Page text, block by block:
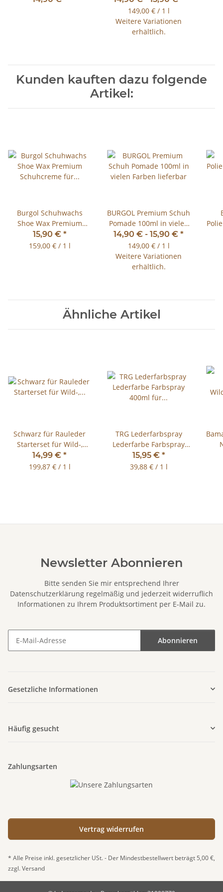
149,00 € / 1 l
Weitere Variationen
erhältlich.
Kunden kauften dazu folgende
Artikel:
Burgol Schuhwachs
Shoe Wax Premium
Schuhcreme für
Glattleder 100ml
15,90 € *
159,00 € / 1 l
BURGOL Premium Schuh
Pomade 100ml in vielen
Farben lieferbar
14,90 € - 15,90 € *
149,00 € / 1 l
Weitere Variationen
erhältlich.
Ähnliche Artikel
Schwarz für Rauleder
Starterset für Wild-,
Velour-, Rau- u
Nubukleder
14,99 € *
199,87 € / 1 l
TRG Lederfarbspray
Lederfarbe Farbspray
400ml für Glattleder
15,95 € *
39,88 € / 1 l
Newsletter Abonnieren
Bitte senden Sie mir entsprechend Ihrer
Datenschutzerklärung regelmäßig und jederzeit widerruflich
Informationen zu Ihrem Produktsortiment per E-Mail zu.
Abonnieren
Gesetzliche Informationen
Häufig gesucht
Zahlungsarten
Vertrag widerrufen
* Alle Preise inkl. gesetzlicher USt. - Der Mindestbestellwert beträgt 5,00 €,
zzgl.Versand